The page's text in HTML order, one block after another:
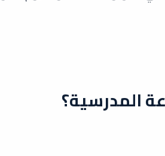
المدرسية؟